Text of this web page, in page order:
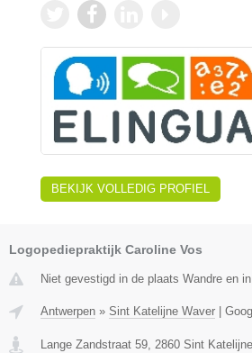
BEKIJK VOLLEDIG PROFIEL
Logopediepraktijk Caroline Vos
Niet gevestigd in de plaats Wandre en
Antwerpen » Sint Katelijne Waver
Lange Zandstraat 59, 2860 Sint